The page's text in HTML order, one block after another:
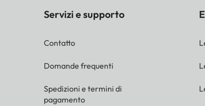
Servizi e supporto
Contatto
Domande frequenti
Spedizioni e termini di
pagamento